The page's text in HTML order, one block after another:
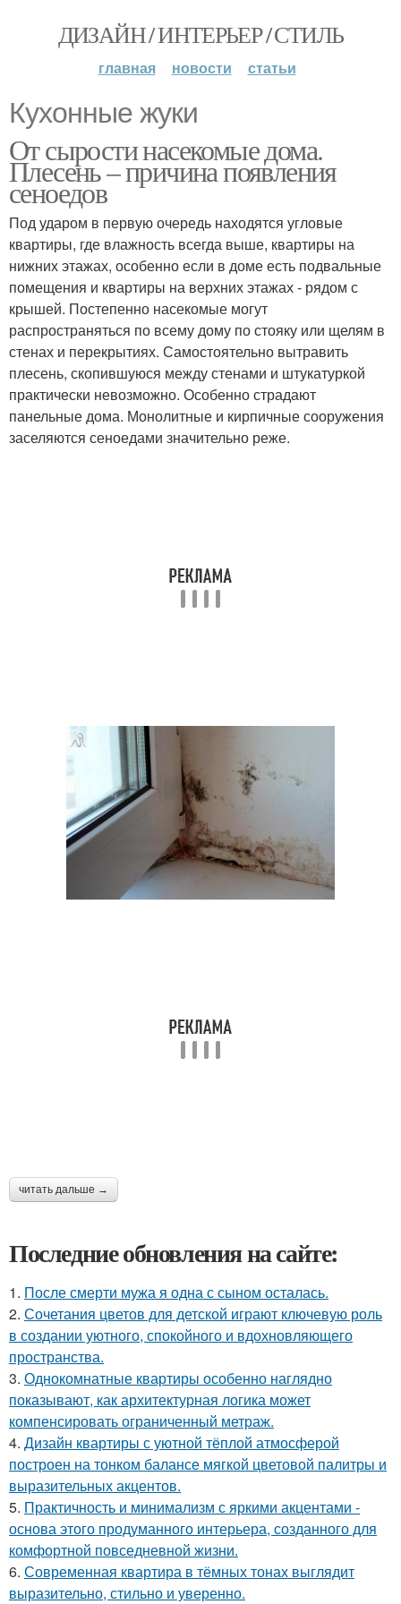
ДИЗАЙН / ИНТЕРЬЕР / СТИЛЬ
главная новости статьи
Кухонные жуки
От сырости насекомые дома.
Плесень – причина появления
сеноедов
Под ударом в первую очередь находятся угловые
квартиры, где влажность всегда выше, квартиры на
нижних этажах, особенно если в доме есть подвальные
помещения и квартиры на верхних этажах - рядом с
крышей. Постепенно насекомые могут
распространяться по всему дому по стояку или щелям в
стенах и перекрытиях. Самостоятельно вытравить
плесень, скопившуюся между стенами и штукатуркой
практически невозможно. Особенно страдают
панельные дома. Монолитные и кирпичные сооружения
заселяются сеноедами значительно реже.
читать дальше →
Последние обновления на сайте:
1. После смерти мужа я одна с сыном осталась.
2. Сочетания цветов для детской играют ключевую роль
в создании уютного, спокойного и вдохновляющего
пространства.
3. Однокомнатные квартиры особенно наглядно
показывают, как архитектурная логика может
компенсировать ограниченный метраж.
4. Дизайн квартиры с уютной тёплой атмосферой
построен на тонком балансе мягкой цветовой палитры и
выразительных акцентов.
5. Практичность и минимализм с яркими акцентами -
основа этого продуманного интерьера, созданного для
комфортной повседневной жизни.
6. Современная квартира в тёмных тонах выглядит
выразительно, стильно и уверенно.